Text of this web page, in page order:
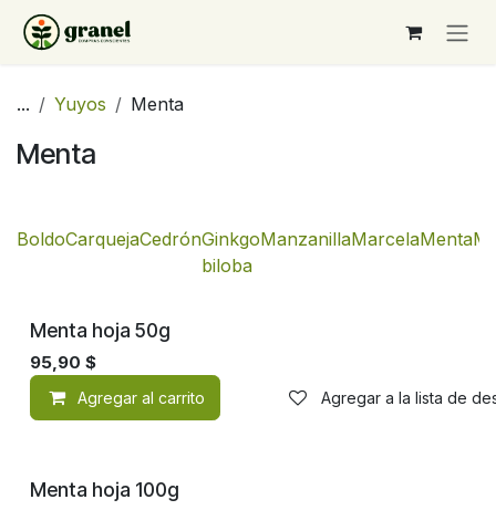
Ir al contenido
... Yuyos Menta
Menta
BoldoCarquejaCedrónGinkgo
biloba
ManzanillaMarcelaMenta
Menta hoja 50g
95,90 $
Agregar al carrito Agregar a la lista de
Menta hoja 100g